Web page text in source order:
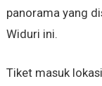
panorama yang
Widuri ini.
Tiket masuk